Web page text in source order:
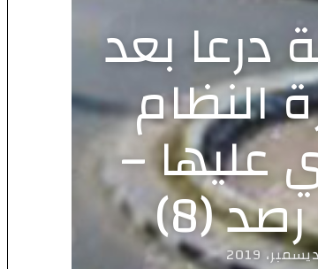
درعا بعد
النظام
عليها –
(8)